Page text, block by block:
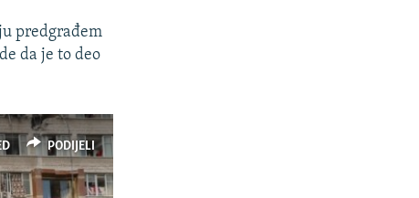
predgrađem
da je to deo
PODIJELI